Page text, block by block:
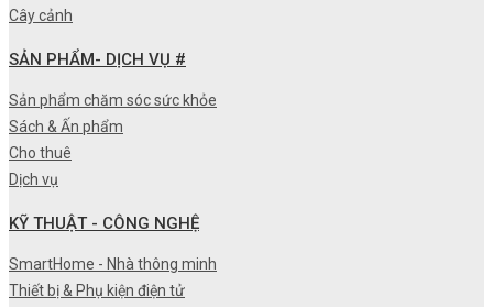
Cây cảnh
SẢN PHẨM- DỊCH VỤ #
Sản phẩm chăm sóc sức khỏe
Sách & Ấn phẩm
Cho thuê
Dịch vụ
KỸ THUẬT - CÔNG NGHỆ
SmartHome - Nhà thông minh
Thiết bị & Phụ kiện điện tử